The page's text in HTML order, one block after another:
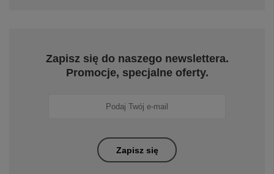
Zapisz się do naszego newslettera.
Promocje, specjalne oferty.
Zapisz się